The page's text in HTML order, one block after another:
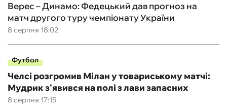
8 серпня 18:02
Верес – Динамо: Федецький дав прогноз на
матч другого туру чемпіонату України
Футбол
8 серпня 17:15
Челсі розгромив Мілан у товариському матчі:
Мудрик з'явився на полі з лави запасних